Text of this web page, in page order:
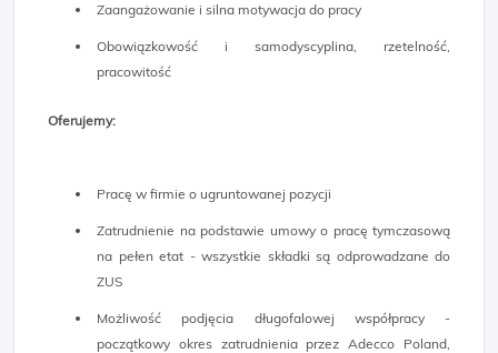
Zaangażowanie i silna motywacja do pracy
Obowiązkowość i samodyscyplina, rzetelność,
pracowitość
Oferujemy:
Pracę w firmie o ugruntowanej pozycji
Zatrudnienie na podstawie umowy o pracę tymczasową
na pełen etat - wszystkie składki są odprowadzane do
ZUS
Możliwość podjęcia długofalowej współpracy -
początkowy okres zatrudnienia przez Adecco Poland,